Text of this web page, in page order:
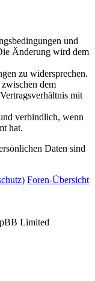
und
Änderung wird dem
zu widersprechen.
dem
mit
verbindlich, wenn
hat.
Daten sind
Foren-Übersicht
Limited